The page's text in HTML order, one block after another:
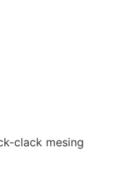
clack mesing